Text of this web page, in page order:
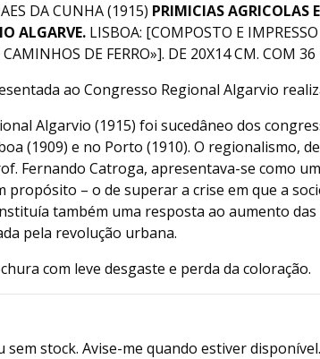
DA CUNHA (1915) PRIMICIAS AGRICOLAS
ALGARVE. LISBOA: [COMPOSTO E
DE FERRO»]. DE 20X14 CM. COM 36
ao Congresso Regional Algarvio
Algarvio (1915) foi sucedâneo dos
(1909) e no Porto (1910). O regionalismo,
Fernando Catroga, apresentava-se como
propósito – o de superar a crise em que a
também uma resposta ao aumento das
pela revolução urbana.
com leve desgaste e perda da coloração.
sem stock. Avise-me quando estiver disponível.